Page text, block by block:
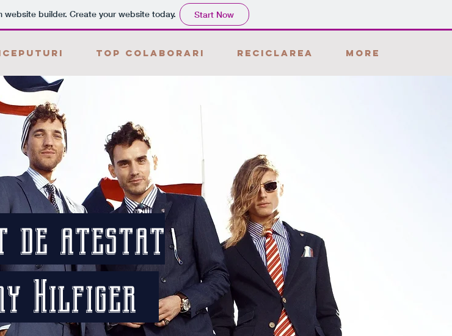
website builder. Create your website today. Start Now
Top Colaborari Reciclarea More
de atestat
Hilfiger